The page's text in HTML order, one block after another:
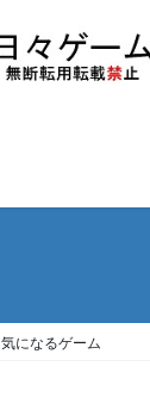
気になるゲーム